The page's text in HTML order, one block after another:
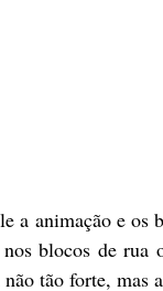
a animação e
blocos de rua
tão forte, mas